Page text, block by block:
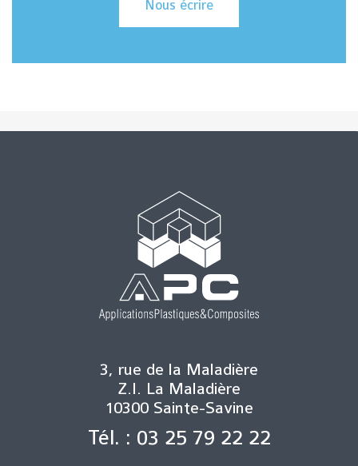
Nous écrire
3, rue de la Maladière
Z.I. La Maladière
10300 Sainte-Savine
Tél. : 03 25 79 22 22